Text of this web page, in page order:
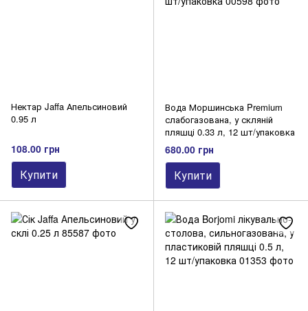
Нектар Jaffa Апельсиновий
0.95 л
108.00 грн
Купити
Вода Моршинська Premium
слабогазована, у скляній
пляшці 0.33 л, 12 шт/упаковка
680.00 грн
Купити